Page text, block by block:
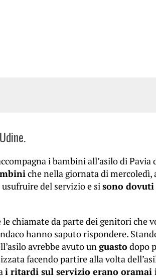
i bambini all’asilo di
che nella giornata di
del servizio e sisono dovuti
chiamate da parte dei genitori che
hanno saputo rispondere.
avrebbe avuto unguastodopo
facendo partire alla volta
i ritardi sul servizio erano